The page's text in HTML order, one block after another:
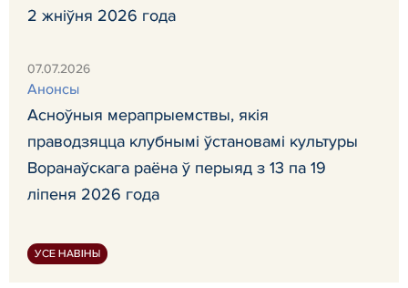
2 жніўня 2026 года
07.07.2026
Анонсы
Асноўныя мерапрыемствы, якія
праводзяцца клубнымі ўстановамі культуры
Воранаўскага раёна ў перыяд з 13 па 19
ліпеня 2026 года
УСЕ НАВІНЫ